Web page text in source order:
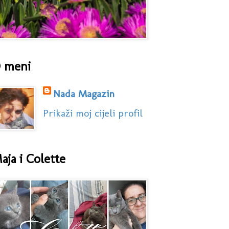
meni
Nada Magazin
Prikaži moj cijeli profil
i Colette